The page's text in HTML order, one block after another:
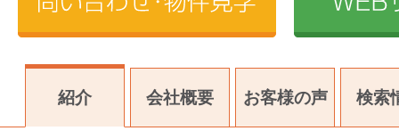
紹介 会社概要 お客様の声 検索